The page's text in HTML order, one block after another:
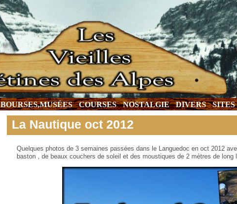
BOURSES,MUSÉES COURSES NOSTALGIE DIVERS
La Nautique oct 2012
Quelques photos de 3 semaines passées dans le Languedoc en oct 2012
baston , de beaux couchers de soleil et des moustiques de 2 mètres de long